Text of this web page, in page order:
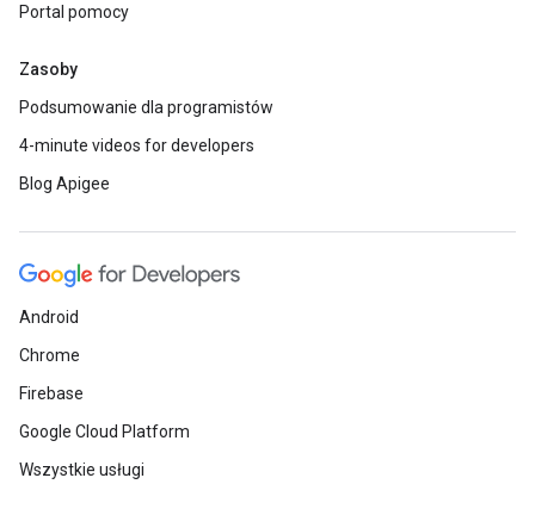
Portal pomocy
Zasoby
Podsumowanie dla programistów
4-minute videos for developers
Blog Apigee
Android
Chrome
Firebase
Google Cloud Platform
Wszystkie usługi